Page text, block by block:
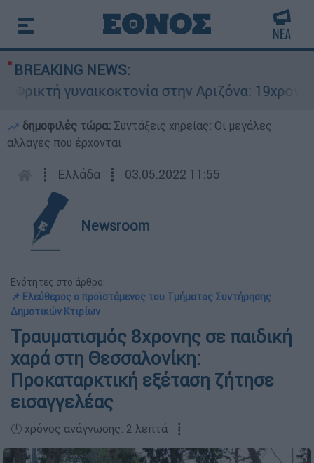
BREAKING NEWS:
γυναικοκτονία στην Αριζόνα: 19χρονη
δημοφιλές τώρα: Συντάξεις χηρείας: Οι μεγάλες
αλλαγές που έρχονται
┋ Ελλάδα ┋ 03.05.2022 11:55
Newsroom
Ενότητες στο άρθρο:
📌 Ελεύθερος ο προϊστάμενος του Τμήματος Συντήρησης
Δημοτικών Κτιρίων
Τραυματισμός 8χρονης σε παιδική
χαρά στη Θεσσαλονίκη:
Προκαταρκτική εξέταση ζήτησε
εισαγγελέας
🕛 χρόνος ανάγνωσης: 2 λεπτά ┋